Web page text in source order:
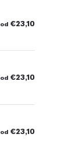
od €23,10
od €23,10
od €23,10